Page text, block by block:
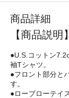
商品詳細
【商品説明】
●U.S.コットン
袖Tシャツ。
●フロント部分と
す。
●ローブローテイ